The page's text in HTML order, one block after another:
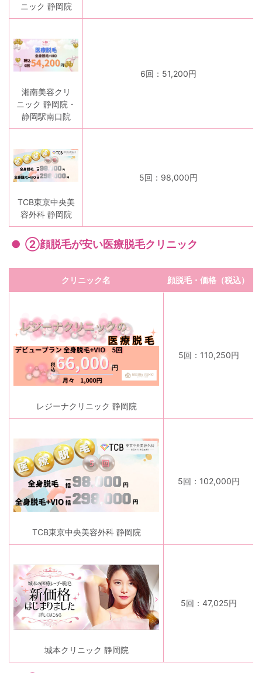
ニック 静岡院
湘南美容クリ
ニック 静岡院・
静岡駅南口院
6回：51,200円
TCB東京中央美
容外科 静岡院
5回：98,000円
②顔脱毛が安い医療脱毛クリニック
クリニック名 顔脱毛・価格（税込）
レジーナクリニック 静岡院
5回：110,250円
TCB東京中央美容外科 静岡院
5回：102,000円
城本クリニック 静岡院
5回：47,025円